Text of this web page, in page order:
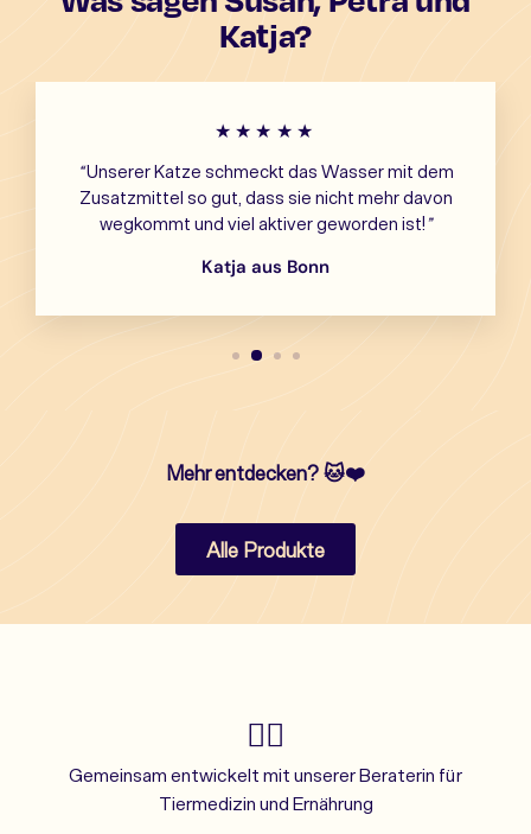
Katja?
★★★★★
“Unserer Katze schmeckt das Wasser mit dem
Zusatzmittel so gut, dass sie nicht mehr davon
wegkommt und viel aktiver geworden ist!”
Katja aus Bonn
Mehr entdecken? 🐱❤️
Alle Produkte
👩‍⚕️
Gemeinsam entwickelt mit unserer Beraterin für
Tiermedizin und Ernährung